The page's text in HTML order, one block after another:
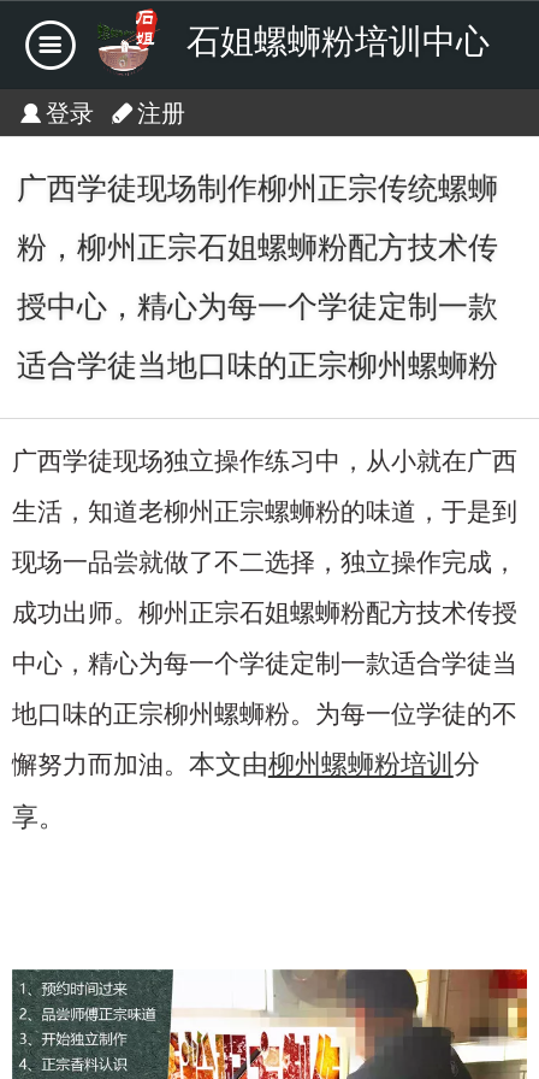
石姐螺蛳粉培训中心
登录 注册
广西学徒现场制作柳州正宗传统螺蛳
粉，柳州正宗石姐螺蛳粉配方技术传
授中心，精心为每一个学徒定制一款
适合学徒当地口味的正宗柳州螺蛳粉
广西学徒现场独立操作练习中，从小就在广西
生活，知道老柳州正宗螺蛳粉的味道，于是到
现场一品尝就做了不二选择，独立操作完成，
成功出师。柳州正宗石姐螺蛳粉配方技术传授
中心，精心为每一个学徒定制一款适合学徒当
地口味的正宗柳州螺蛳粉。为每一位学徒的不
懈努力而加油。 本文由柳州螺蛳粉培训 分
享。